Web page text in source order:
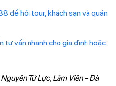
để hỏi tour, khách sạn và quán
vấn nhanh cho gia đình hoặc
Tử Lực, Lâm Viên – Đà